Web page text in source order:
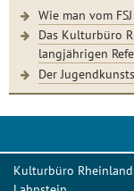
Wie man vom
Das Kulturbüro
langjährigen
Der
Kulturbüro